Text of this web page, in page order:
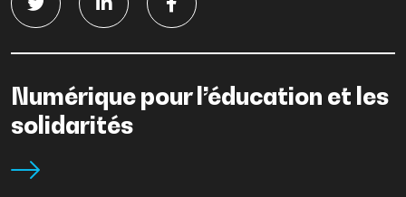
Numérique pour l’éducation et les
solidarités